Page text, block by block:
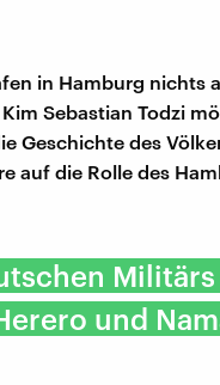
in Hamburg nichts
Sebastian Todzi
Geschichte des
auf die Rolle des
Militärs
und